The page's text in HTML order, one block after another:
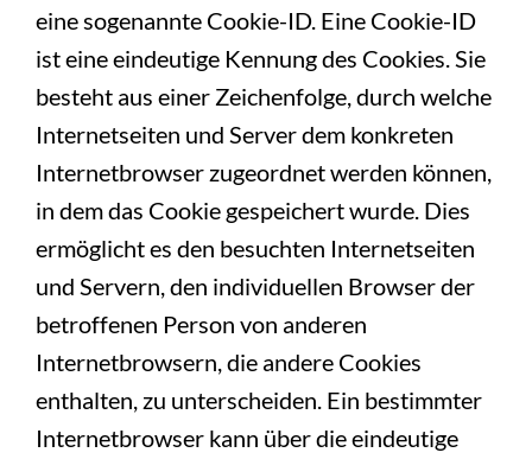
eine sogenannte Cookie-ID. Eine Cookie-ID
ist eine eindeutige Kennung des Cookies. Sie
besteht aus einer Zeichenfolge, durch welche
Internetseiten und Server dem konkreten
Internetbrowser zugeordnet werden können,
in dem das Cookie gespeichert wurde. Dies
ermöglicht es den besuchten Internetseiten
und Servern, den individuellen Browser der
betroffenen Person von anderen
Internetbrowsern, die andere Cookies
enthalten, zu unterscheiden. Ein bestimmter
Internetbrowser kann über die eindeutige